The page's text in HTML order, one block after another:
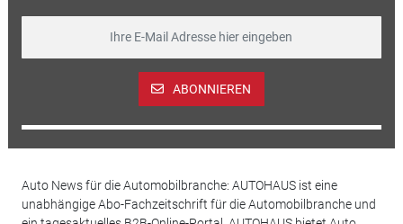
ABONNIEREN
Auto News für die Automobilbranche: AUTOHAUS ist eine
unabhängige Abo-Fachzeitschrift für die Automobilbranche und